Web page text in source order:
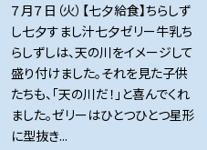
７月７日（火）【七夕給食】ちらしず
し七夕すまし汁七夕ゼリー牛乳ち
らしずしは、天の川をイメージして
盛り付けました。それを見た子供
たちも、「天の川だ！」と喜んでくれ
ました。ゼリーはひとつひとつ星形
に型抜き...